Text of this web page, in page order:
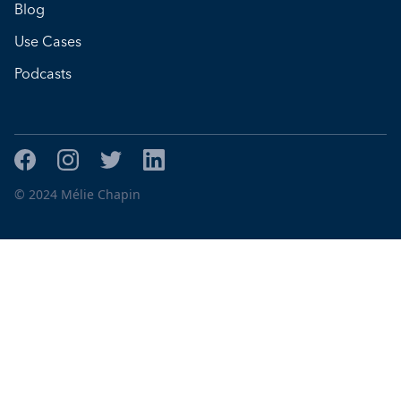
Blog
Use Cases
Podcasts
© 2024 Mélie Chapin